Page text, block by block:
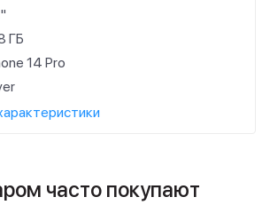
ГБ
14 Pro
часто покупают